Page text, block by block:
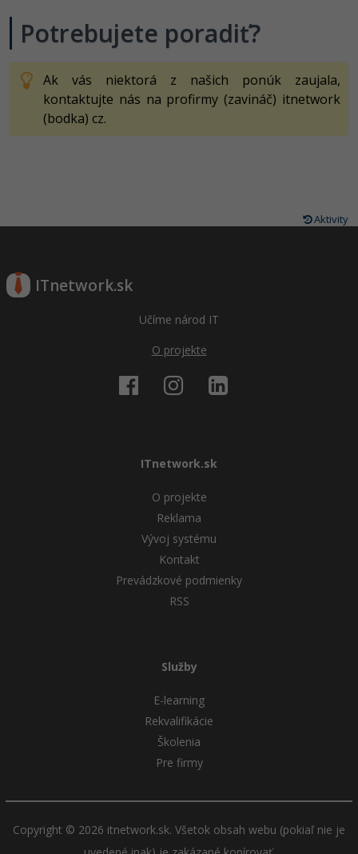
Potrebujete poradiť?
Ak vás niektorá z našich ponúk zaujala,
kontaktujte nás na profirmy (zavináč) itnetwork
(bodka) cz.
Aktivity
ITnetwork.sk
Učíme národ IT
O projekte
ITnetwork.sk
O projekte
Reklama
Vývoj systému
Kontakt
Prevádzkové podmienky
RSS
Služby
E-learning
Rekvalifikácie
Školenia
Pre firmy
Copyright © 2026 itnetwork.sk. Všetok obsah webu (pokiaľ nie je